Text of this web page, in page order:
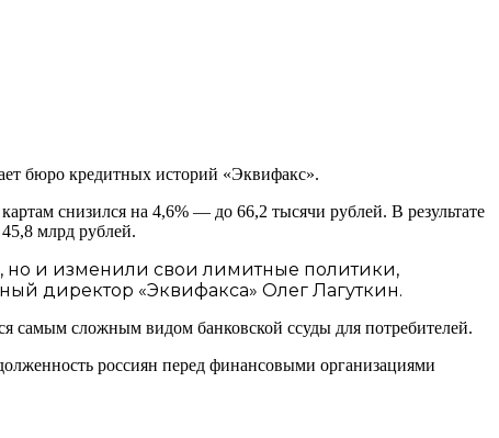
бюро кредитных историй «Эквифакс».
снизился на 4,6% — до 66,2 тысячи рублей. В результате
млрд рублей.
но и изменили свои лимитные политики,
директор «Эквифакса» Олег Лагуткин.
самым сложным видом банковской ссуды для потребителей.
россиян перед финансовыми организациями